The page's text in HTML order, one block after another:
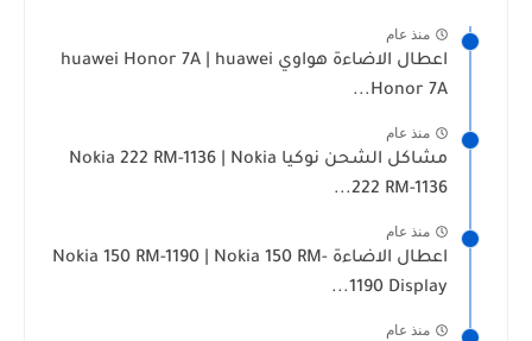
منذ عام
اعطال الاضاءة هواوي huawei Honor 7A | huawei
Honor 7A...
منذ عام
مشاكل الشحن نوكيا Nokia 222 RM-1136 | Nokia
222 RM-1136...
منذ عام
اعطال الاضاءة Nokia 150 RM-1190 | Nokia 150 RM-
1190 Display...
منذ عام